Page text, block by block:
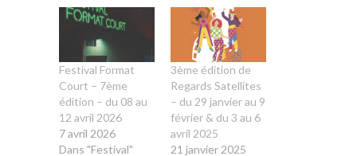
Festival Format
Court – 7ème
édition – du 08 au
12 avril 2026
7 avril 2026
Dans "Festival"
3ème édition de
Regards Satellites
– du 29 janvier au 9
février & du 3 au 6
avril 2025
21 janvier 2025